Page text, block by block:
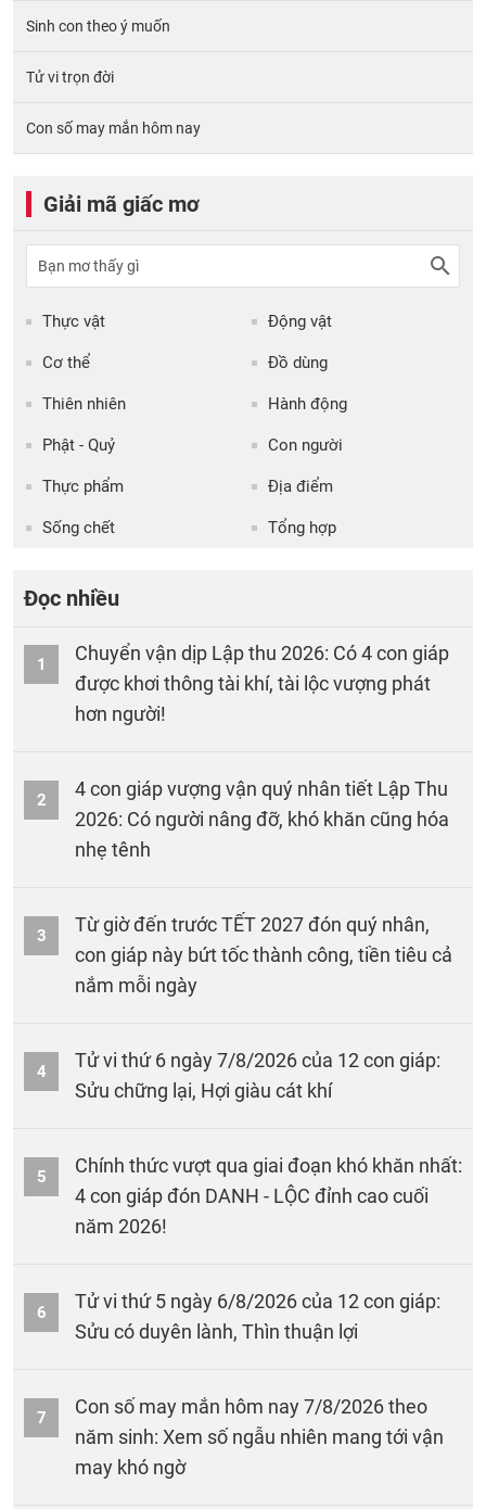
Sinh con theo ý muốn
Tử vi trọn đời
Con số may mắn hôm nay
Giải mã giấc mơ
Thực vật Động vật
Cơ thể Đồ dùng
Thiên nhiên Hành động
Phật - Quỷ Con người
Thực phẩm Địa điểm
Sống chết Tổng hợp
Đọc nhiều
1
Chuyển vận dịp Lập thu 2026: Có 4 con giáp
được khơi thông tài khí, tài lộc vượng phát
hơn người!
2
4 con giáp vượng vận quý nhân tiết Lập Thu
2026: Có người nâng đỡ, khó khăn cũng hóa
nhẹ tênh
3
Từ giờ đến trước TẾT 2027 đón quý nhân,
con giáp này bứt tốc thành công, tiền tiêu cả
nắm mỗi ngày
4
Tử vi thứ 6 ngày 7/8/2026 của 12 con giáp:
Sửu chững lại, Hợi giàu cát khí
5
Chính thức vượt qua giai đoạn khó khăn nhất:
4 con giáp đón DANH - LỘC đỉnh cao cuối
năm 2026!
6
Tử vi thứ 5 ngày 6/8/2026 của 12 con giáp:
Sửu có duyên lành, Thìn thuận lợi
7
Con số may mắn hôm nay 7/8/2026 theo
năm sinh: Xem số ngẫu nhiên mang tới vận
may khó ngờ